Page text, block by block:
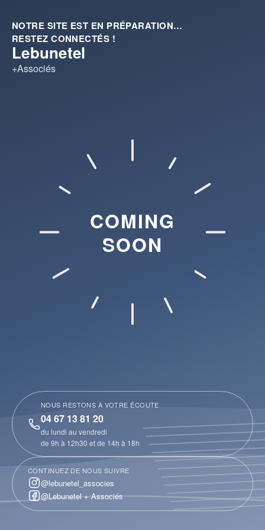
NOTRE SITE EST EN PRÉPARATION…
RESTEZ CONNECTÉS !
Lebunetel
+Associés
COMING
SOON
NOUS RESTONS À VOTRE ÉCOUTE
04 67 13 81 20
du lundi au vendredi
de 9h à 12h30 et de 14h à 18h
CONTINUEZ DE NOUS SUIVRE
@lebunetel_associes
@Lebunetel + Associés